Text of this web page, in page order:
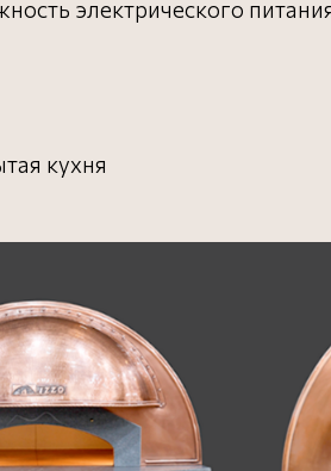
электрического
кухня